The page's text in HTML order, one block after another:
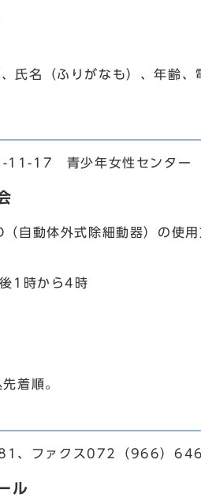
氏名（ふりがなも）、年齢
11-17 青少年女性センタ
自動体外式除細動器）の使用
1時から4時
着順。
、ファクス072（966）
ル